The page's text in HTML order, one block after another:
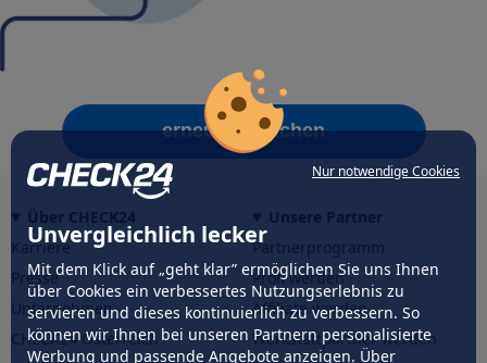
Nur notwendige Cookies
Unvergleichlich lecker
Mit dem Klick auf „geht klar” ermöglichen Sie uns Ihnen
über Cookies ein verbessertes Nutzungserlebnis zu
servieren und dieses kontinuierlich zu verbessern. So
können wir Ihnen bei unseren Partnern personalisierte
Werbung und passende Angebote anzeigen. Über
erneut versuchen
Karriere
Presse
Unternehmen
CHECK24 Österreich
Partnerprogramm
Profi werden
Affiliate werden
Werkstattpartner werden